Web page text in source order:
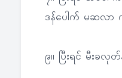
ဒန်ပေါက် မဆလ
၉။ ပြီးရင် မီးခလု